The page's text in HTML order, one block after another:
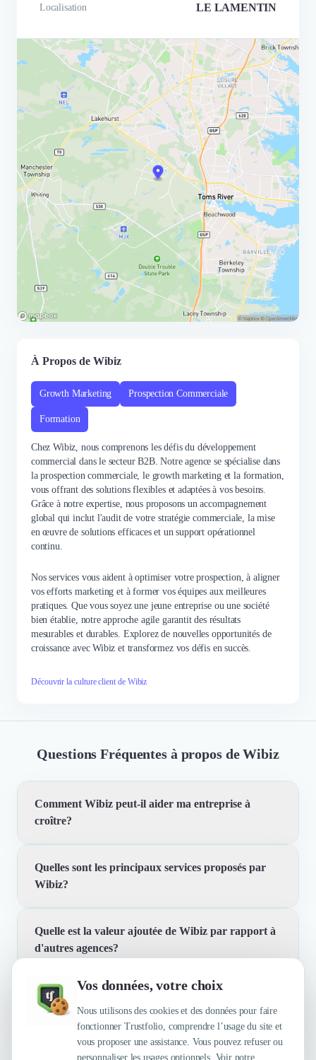
Vos données, votre choix
Nous utilisons des cookies et des données pour faire
fonctionner Trustfolio, comprendre l’usage du site et
vous proposer une assistance. Vous pouvez refuser ou
personnaliser les usages optionnels. Voir notre
Localisation LE LAMENTIN
À Propos de Wibiz
Growth Marketing Prospection Commerciale
Formation
Chez Wibiz, nous comprenons les défis du développement
commercial dans le secteur B2B. Notre agence se spécialise dans
la prospection commerciale, le growth marketing et la formation,
vous offrant des solutions flexibles et adaptées à vos besoins.
Grâce à notre expertise, nous proposons un accompagnement
global qui inclut l'audit de votre stratégie commerciale, la mise
en œuvre de solutions efficaces et un support opérationnel
continu.
Nos services vous aident à optimiser votre prospection, à aligner
vos efforts marketing et à former vos équipes aux meilleures
pratiques. Que vous soyez une jeune entreprise ou une société
bien établie, notre approche agile garantit des résultats
mesurables et durables. Explorez de nouvelles opportunités de
croissance avec Wibiz et transformez vos défis en succès.
Découvrir la culture client de Wibiz
Questions Fréquentes à propos de Wibiz
Comment Wibiz peut-il aider ma entreprise à
croître?
Wibiz offre des solutions sur mesure conçues pour
répondre aux défis uniques de votre entreprise, qu'il
approche intégrée vous aide à élaborer des stratégies
efficaces pour atteindre vos objectifs commerciaux.
Quelles sont les principaux services proposés par
Wibiz?
Nous proposons une vaste gamme de services,
notamment la prospection B2B, le growth marketing, le
la formation. Chaque service est adapté pour s’aligner
avec vos besoins spécifiques et maximiser vos résultats.
Quelle est la valeur ajoutée de Wibiz par rapport à
d'autres agences?
Notre capacité à offrir des solutions agiles et
personnalisées, alliée à notre expertise pratique, nous
distingue des autres agences. Nous nous concentrons
sur la satisfaction client et nous engageons à vous
Quelles sont les principales qualités que leur
reconnaissent leurs clients ?